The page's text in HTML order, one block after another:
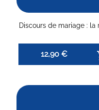
Discours de mariage : la
12,90 €